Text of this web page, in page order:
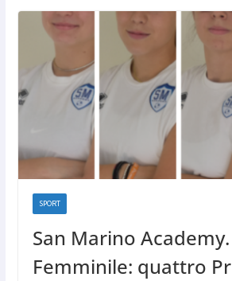
SPORT
San Marino Academy.
Femminile: quattro